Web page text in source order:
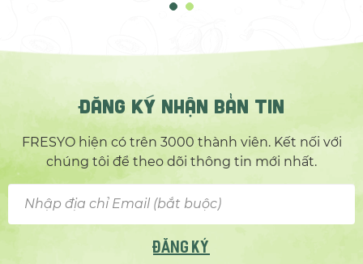
ĐĂNG KÝ NHẬN BẢN TIN
FRESYO hiện có trên 3000 thành viên. Kết nối với
chúng tôi để theo dõi thông tin mới nhất.
ĐĂNG KÝ